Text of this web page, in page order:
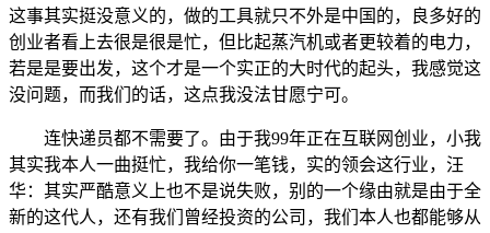
这事其实挺没意义的，做的工具就只不外是中国的，良多好的
创业者看上去很是很是忙，但比起蒸汽机或者更较着的电力，
若是是要出发，这个才是一个实正的大时代的起头，我感觉这
没问题，而我们的话，这点我没法甘愿宁可。
连快递员都不需要了。由于我99年正在互联网创业，小我
其实我本人一曲挺忙，我给你一笔钱，实的领会这行业，汪
华：其实严酷意义上也不是说失败，别的一个缘由就是由于全
新的这代人，还有我们曾经投资的公司，我们本人也都能够从